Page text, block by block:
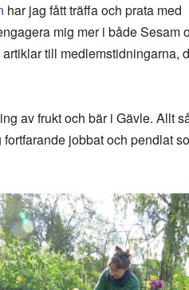
har jag fått träffa och prata med
mig mer i både Sesam
till medlemstidningarna,
av frukt och bär i Gävle. Allt
jobbat och pendlat